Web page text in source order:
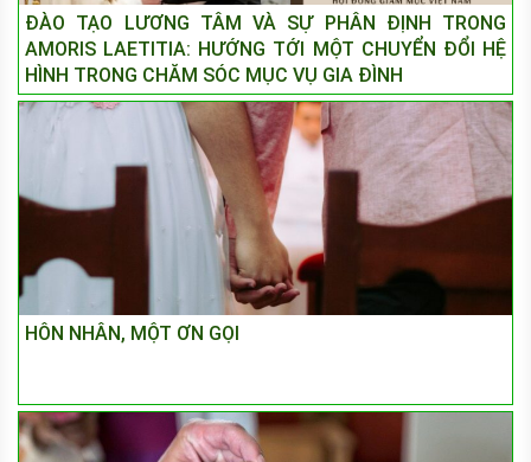
ĐÀO TẠO LƯƠNG TÂM VÀ SỰ PHÂN ĐỊNH TRONG
AMORIS LAETITIA: HƯỚNG TỚI MỘT CHUYỂN ĐỔI HỆ
HÌNH TRONG CHĂM SÓC MỤC VỤ GIA ĐÌNH
HÔN NHÂN, MỘT ƠN GỌI